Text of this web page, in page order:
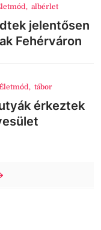
, albérlet
jelentősen
Fehérváron
, tábor
érkeztek